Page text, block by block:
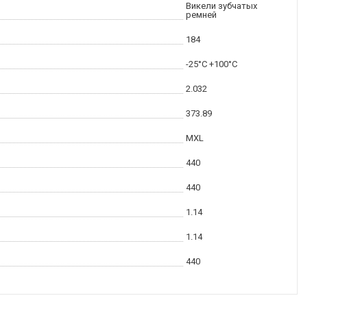
Викели зубчатых
ремней
184
-25°C +100°C
2.032
373.89
MXL
440
440
1.14
1.14
440